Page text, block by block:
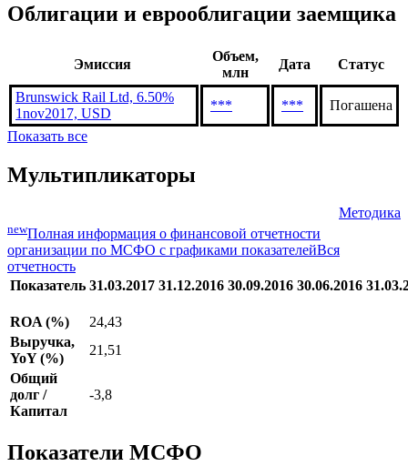
Облигации и еврооблигации заемщика
Эмиссия
Объем,
млн
Дата Статус
Brunswick Rail Ltd, 6.50%
1nov2017, USD
*** ***
Погашена
Показать все
Мультипликаторы
Методика
newПолная информация о финансовой отчетности
организации по МСФО с графиками показателейВся
отчетность
Показатель 31.03.2017 31.12.2016 30.09.2016 30.06.2016
ROA (%)
24,43
Выручка,
YoY (%)
21,51
Общий
долг /
Капитал
-3,8
Показатели МСФО